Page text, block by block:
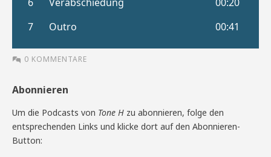
0 KOMMENTARE
Abonnieren
Um die Podcasts von Tone H zu abonnieren, folge den
entsprechenden Links und klicke dort auf den Abonnieren-
Button: